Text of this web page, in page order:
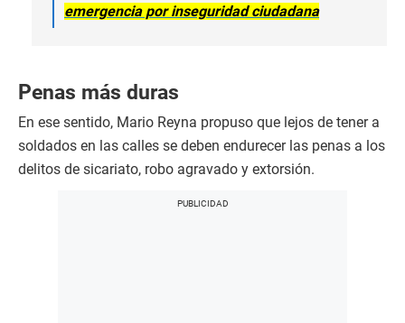
emergencia por inseguridad ciudadana
Penas más duras
En ese sentido, Mario Reyna propuso que lejos de tener a
soldados en las calles se deben endurecer las penas a los
delitos de sicariato, robo agravado y extorsión.